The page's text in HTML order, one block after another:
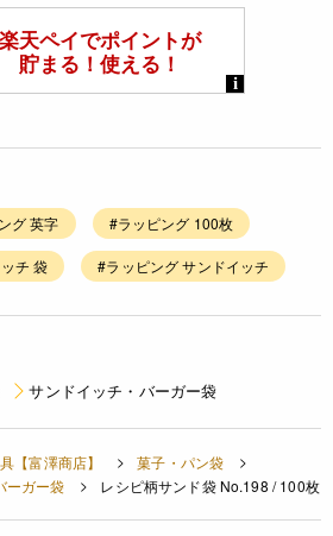
グ 英字 #ラッピング 100枚
チ 袋 #ラッピング サンドイッチ
サンドイッチ・バーガー袋
【富澤商店】
菓子・パン袋
ーガー袋 レシピ柄サンド袋 No.198 / 100枚